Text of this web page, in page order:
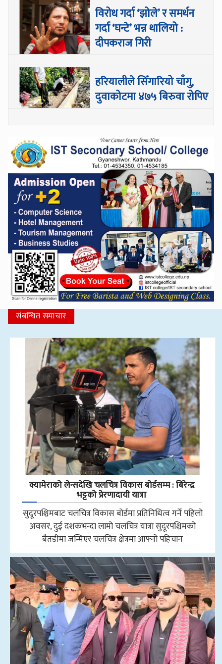
विरोध गर्दा ‘झोले’ र समर्थन
गर्दा ‘घन्टे’ भन्न थालियो :
दीपकराज गिरी
हरियालीले सिँगारियो चाँगु,
दुवाकोटमा ४७५ बिरुवा रोपिए
संबन्धित समाचार
क्यामेराको लेन्सदेखि चलचित्र विकास बोर्डसम्म : बिरेन्द्र
भट्टको प्रेरणादायी यात्रा
सुदूरपश्चिमबाट चलचित्र विकास बोर्डमा प्रतिनिधित्व गर्ने पहिलो
अवसर, दुई दशकभन्दा लामो चलचित्र यात्रा सुदूरपश्चिमको
बैतडीमा जन्मिएर चलचित्र क्षेत्रमा आफ्नो पहिचान